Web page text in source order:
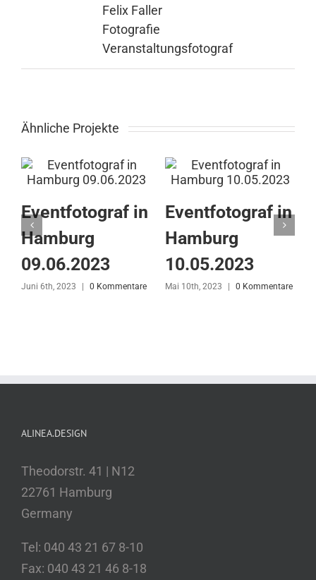
Felix Faller
Fotografie
Veranstaltungsfotograf
Ähnliche Projekte
Eventfotograf in
Hamburg
09.06.2023
Juni 6th, 2023 | 0 Kommentare
Eventfotograf in
Hamburg
10.05.2023
Mai 10th, 2023 | 0 Kommentare
ALINEA.DESIGN
Theodorstr. 41 | N12
22761 Hamburg
Germany
Tel: 040 43 21 67 8-10
Fax: 040 43 21 46 8-18